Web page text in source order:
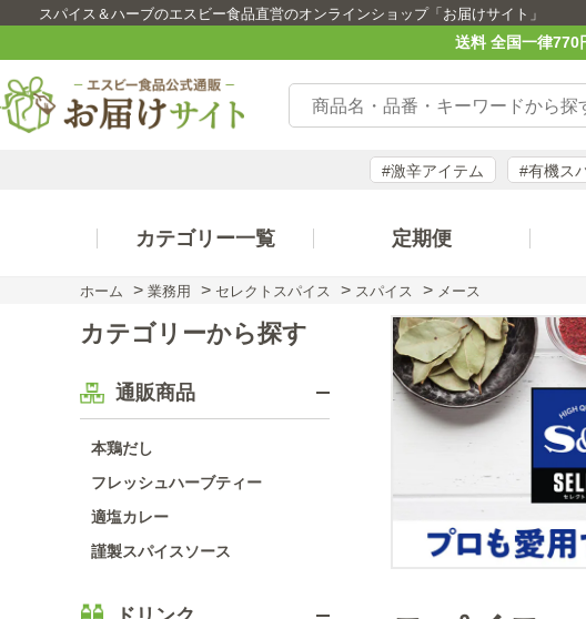
スパイス＆ハーブのエスビー食品直営のオンラインショップ「お届けサイト」
送料 全国一律770
#激辛アイテム #有機ス
カテゴリー一覧 定期便
ホーム > 業務用 > セレクトスパイス > スパイス > メース
カテゴリーから探す
通販商品
本鶏だし
フレッシュハーブティー
適塩カレー
謹製スパイスソース